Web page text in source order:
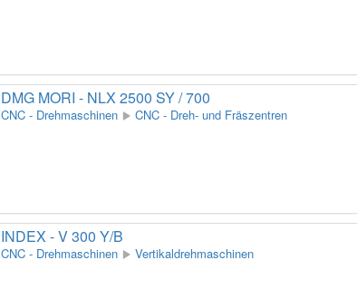
DMG MORI - NLX 2500 SY / 700
CNC - Drehmaschinen CNC - Dreh- und Fräszentren
INDEX - V 300 Y/B
CNC - Drehmaschinen Vertikaldrehmaschinen